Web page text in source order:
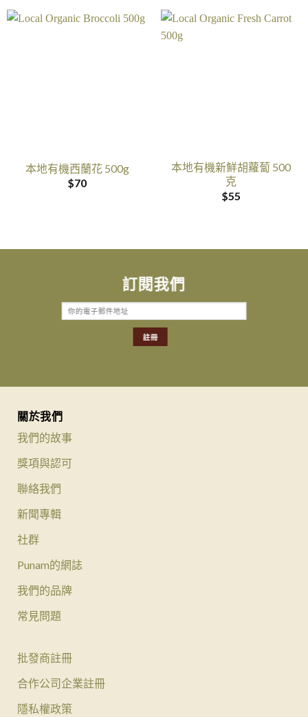
本地有機西蘭花 500g
$70
本地有機新鮮胡蘿蔔 500
克
$55
訂閱我們
關於我們
我們的故事
獎項與認可
聯絡我們
新聞專輯
社群
Punam的網誌
我們的品牌
常見問題
批發商註冊
合作公司企業註冊
隱私權政策